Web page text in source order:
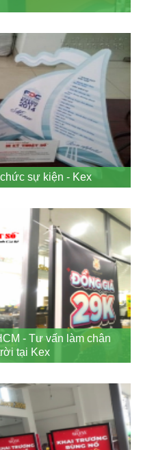
sự kiện - Kex
- Tư vấn làm chân
tại Kex